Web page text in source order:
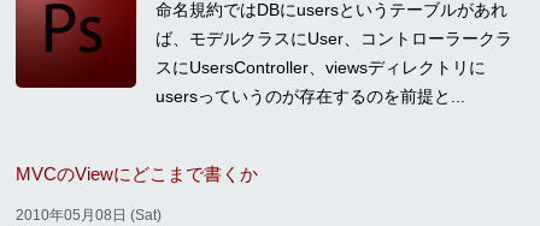
命名規約ではDBにusersというテーブルがあれ
ば、モデルクラスにUser、コントローラークラ
スにUsersController、viewsディレクトリに
usersっていうのが存在するのを前提と...
MVCのViewにどこまで書くか
2010年05月08日 (Sat)